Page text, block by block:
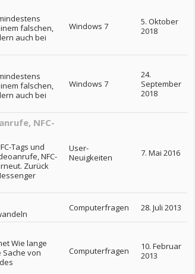
falschen,
auch bei
Windows 7
5. Oktober
2018
falschen,
auch bei
Windows 7
24.
September
2018
NFC-
Tags und
NFC-
Zurück
User-
Neuigkeiten
7. Mai 2016
Computerfragen 28. Juli 2013
Wie lange
von
Computerfragen
10. Februar
2013